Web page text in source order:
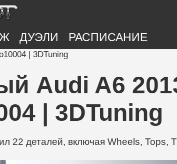
ДУЭЛИ РАСПИСАНИЕ
| 3DTuning
Audi A6
| 3DTuning
22 деталей, включая Wheels, Tops,